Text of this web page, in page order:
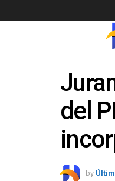
del
by